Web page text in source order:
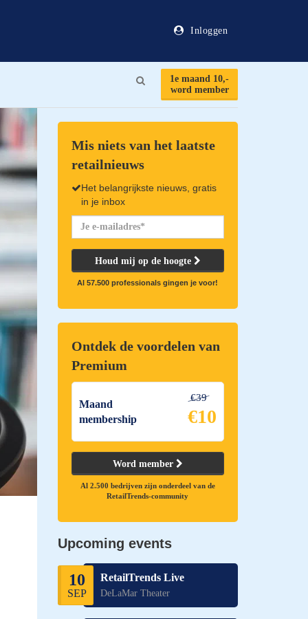
Inloggen
1e maand 10,-
word member
Mis niets van het laatste
retailnieuws
Het belangrijkste nieuws, gratis
in je inbox
Houd mij op de hoogte
Al 57.500 professionals gingen je voor!
Ontdek de voordelen van
Premium
Maand
membership
€39
€10
Word member
Al 2.500 bedrijven zijn onderdeel van de
RetailTrends-community
Upcoming events
10
SEP
RetailTrends Live
DeLaMar Theater